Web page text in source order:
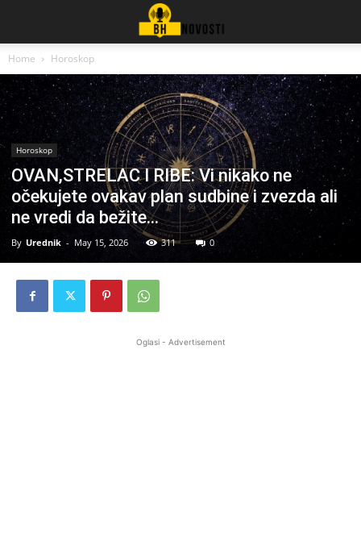
Home Horoskop
Horoskop
OVAN,STRELAC I RIBE: Vi nikako ne
očekujete ovakav plan sudbine i zvezda ali
ne vredi da bežite…
By Urednik - May 15, 2026 311 0
Oglasi - Advertisement